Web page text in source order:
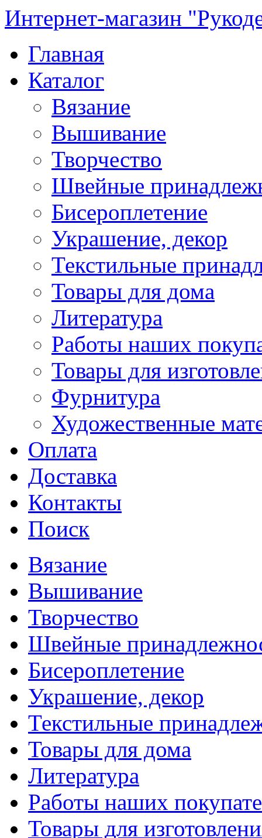
Интернет-магазин
Главная
Каталог
Вязание
Вышивание
Творчество
Швейные
Бисероплетение
Украшение, декор
Текстильные
Товары для дома
Литература
Работы наших
Товары для
Фурнитура
Художественные
Оплата
Доставка
Контакты
Поиск
Вязание
Вышивание
Творчество
Швейные
Бисероплетение
Украшение, декор
Текстильные
Товары для дома
Литература
Работы наших
Товары для